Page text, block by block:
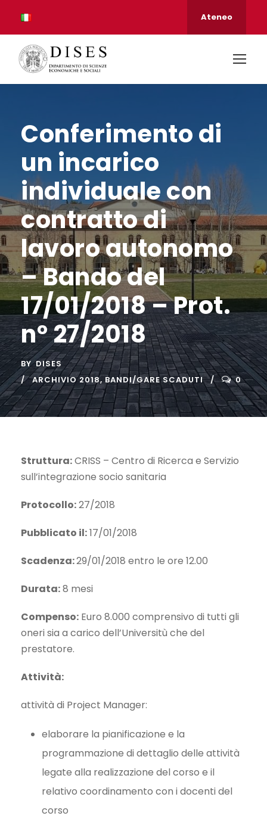
Ateneo
Conferimento di
un incarico
individuale con
contratto di
lavoro autonomo
– Bando del
17/01/2018 – Prot.
n° 27/2018
BY DISES
ARCHIVIO 2018, BANDI/GARE SCADUTI 0
Struttura:CRISS – Centro di Ricerca e Servizio
sull’integrazione socio sanitaria
Protocollo:27/2018
Pubblicato il:17/01/2018
Scadenza:29/01/2018 entro le ore 12.00
Durata:8 mesi
Compenso: Euro 8.000 comprensivo di tutti gli
oneri sia a carico dell’Universitù che del
prestatore.
Attività:
attività di Project Manager:
elaborare la pianificazione e la
programmazione di dettaglio delle attività
legate alla realizzazione del corso e il
relativo coordinamento con i docenti del
corso